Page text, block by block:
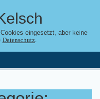
eingesetzt, aber keine
Datenschutz.